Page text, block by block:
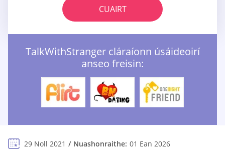
CUAIRT
TalkWithStranger cláraíonn úsáideoirí
anseo freisin:
29 Noll 2021 Nuashonraithe: 01 Ean 2026